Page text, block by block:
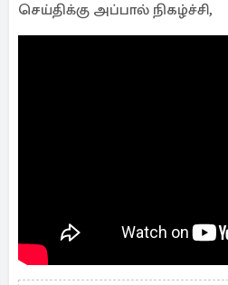
செய்திக்கு அப்பால் நிகழ்ச்சி,